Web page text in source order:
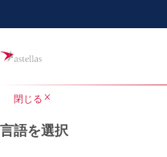
閉じる close
言語を選択